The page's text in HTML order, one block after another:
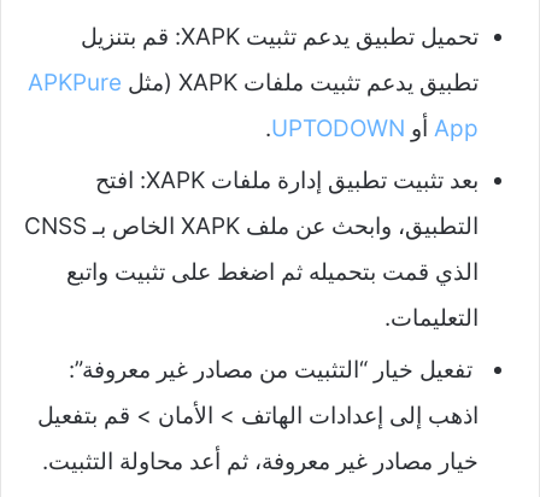
تحميل تطبيق يدعم تثبيت XAPK: قم بتنزيل
تطبيق يدعم تثبيت ملفات XAPK (مثل
APKPure
App أو UPTODOWN
.
بعد تثبيت تطبيق إدارة ملفات XAPK: افتح
التطبيق، وابحث عن ملف XAPK الخاص بـ CNSS
الذي قمت بتحميله ثم اضغط على تثبيت واتبع
التعليمات.
تفعيل خيار “التثبيت من مصادر غير معروفة”:
اذهب إلى إعدادات الهاتف > الأمان > قم بتفعيل
خيار مصادر غير معروفة، ثم أعد محاولة التثبيت.